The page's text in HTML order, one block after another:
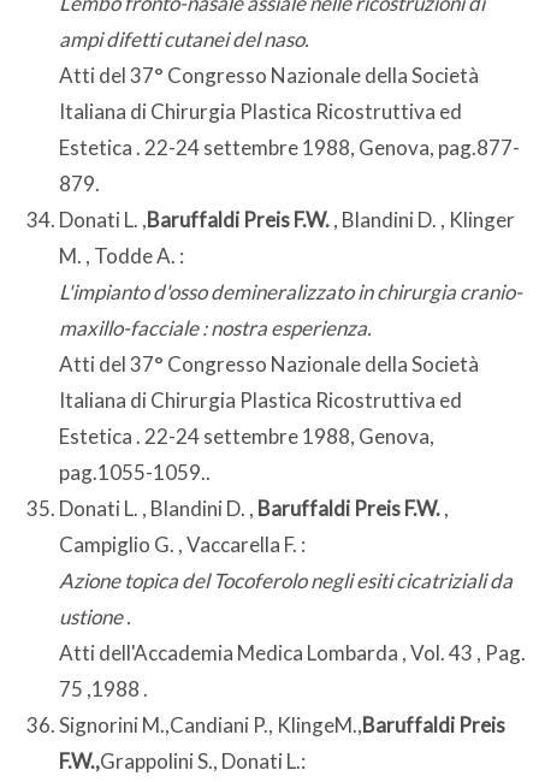
ampi difetti cutanei del naso.
Atti del 37° Congresso Nazionale della Società
Italiana di Chirurgia Plastica Ricostruttiva ed
Estetica . 22-24 settembre 1988, Genova, pag.877-
879.
Donati L. ,Baruffaldi Preis F.W., Blandini D. , Klinger
M. , Todde A. :
L'impianto d'osso demineralizzato in chirurgia cranio-
maxillo-facciale : nostra esperienza.
Atti del 37° Congresso Nazionale della Società
Italiana di Chirurgia Plastica Ricostruttiva ed
Estetica . 22-24 settembre 1988, Genova,
pag.1055-1059..
Donati L. , Blandini D. , Baruffaldi Preis F.W.,
Campiglio G. , Vaccarella F. :
Azione topica del Tocoferolo negli esiti cicatriziali da
ustione .
Atti dell'Accademia Medica Lombarda , Vol. 43 , Pag.
75 ,1988 .
Signorini M.,Candiani P., KlingeM.,Baruffaldi Preis
F.W.,Grappolini S., Donati L.: